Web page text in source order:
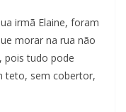
irmã Elaine, foram
morar na rua não
pois tudo pode
teto, sem cobertor,